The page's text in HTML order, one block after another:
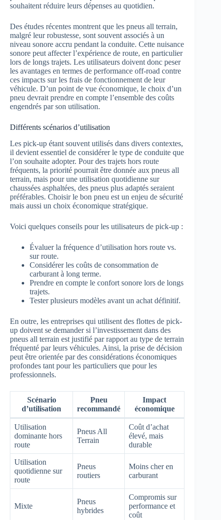
souhaitent réduire leurs dépenses au quotidien.
Des études récentes montrent que les pneus all terrain,
malgré leur robustesse, sont souvent associés à un
niveau sonore accru pendant la conduite. Cette nuisance
sonore peut affecter l’expérience de route, en particulier
lors de longs trajets. Les utilisateurs doivent donc peser
les avantages en termes de performance off-road contre
ces impacts sur les frais de fonctionnement de leur
véhicule. D’un point de vue économique, le choix d’un
pneu devrait prendre en compte l’ensemble des coûts
engendrés par son utilisation.
Différents scénarios d’utilisation
Les pick-up étant souvent utilisés dans divers contextes,
il devient essentiel de considérer le type de conduite que
l’on souhaite adopter. Pour des trajets hors route
fréquents, la priorité pourrait être donnée aux pneus all
terrain, mais pour une utilisation quotidienne sur
chaussées asphaltées, des pneus plus adaptés seraient
préférables. Choisir le bon pneu est un enjeu de sécurité
mais aussi un choix économique stratégique.
Voici quelques conseils pour les utilisateurs de pick-up :
Évaluer la fréquence d’utilisation hors route vs.
sur route.
Considérer les coûts de consommation de
carburant à long terme.
Prendre en compte le confort sonore lors de longs
trajets.
Tester plusieurs modèles avant un achat définitif.
En outre, les entreprises qui utilisent des flottes de pick-
up doivent se demander si l’investissement dans des
pneus all terrain est justifié par rapport au type de terrain
fréquenté par leurs véhicules. Ainsi, la prise de décision
peut être orientée par des considérations économiques
profondes tant pour les particuliers que pour les
professionnels.
Scénario
d’utilisation
Pneu
recommandé
Impact
économique
Utilisation
dominante hors
route
Pneus All
Terrain
Coût d’achat
élevé, mais
durable
Utilisation
quotidienne sur
route
Pneus
routiers
Moins cher en
carburant
Mixte
Pneus
hybrides
Compromis sur
performance et
coût